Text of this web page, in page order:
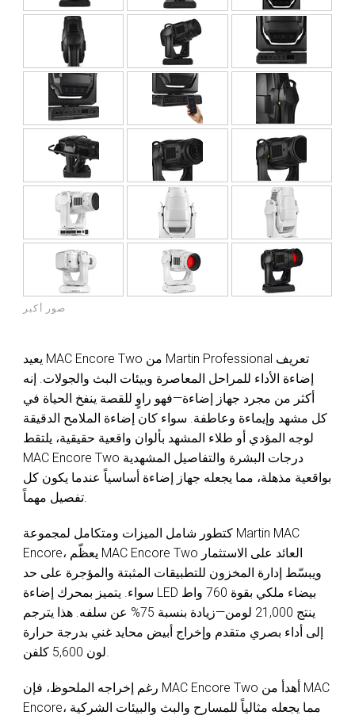
صور أكبر
يعيد MAC Encore Two من Martin Professional تعريف
إضاءة الأداء للمراحل المعاصرة وبيئات البث والجولات. إنه
أكثر من مجرد جهاز إضاءة—فهو راوٍ للقصة ينفخ الحياة في
كل مشهد وإيماءة وعاطفة. سواء كان إضاءة الملامح الدقيقة
لوجه المؤدي أو طلاء المشهد بألوان واقعية حقيقية، يلتقط
MAC Encore Two درجات البشرة والتفاصيل المشهدية
بواقعية مذهلة، مما يجعله جهاز إضاءة أساسياً عندما يكون كل
تفصيل مهماً.
كتطور شامل الميزات ومتكامل لمجموعة Martin MAC
Encore، يعظّم MAC Encore Two العائد على الاستثمار
ويبسّط إدارة المخزون للتطبيقات المثبتة والمؤجرة على حد
سواء. يتميز بمحرك إضاءة LED بيضاء ملكي بقوة 760 واط
ينتج 21,000 لومن—زيادة بنسبة 75% عن سلفه. هذا يترجم
إلى أداء بصري متقدم وإخراج أبيض محايد غني بدرجة حرارة
لون 5,600 كلفن.
رغم إخراجه الملحوظ، فإن MAC Encore Two أهدأ من MAC
Encore، مما يجعله مثالياً للمسارح والبث والبيئات الشركية